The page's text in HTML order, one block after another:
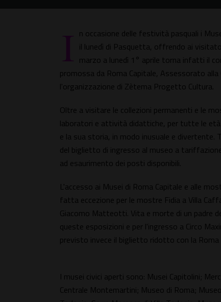
I n occasione delle festività pasquali i
il lunedì di Pasquetta, offrendo ai
marzo a lunedì 1° aprile torna infatti il
promossa da Roma Capitale, Assessorato
l'organizzazione di Zètema Progetto Cultura.
Oltre a visitare le collezioni permanenti e le
laboratori e attività didattiche, per tutte le
e la sua storia, in modo inusuale e
del biglietto di ingresso al museo a
ad esaurimento dei posti disponibili.
L'accesso ai Musei di Roma Capitale e alle
fatta eccezione per le mostre Fidia a Villa
Giacomo Matteotti. Vita e morte di un padre
queste esposizioni e per l'ingresso a Circo
previsto invece il biglietto ridotto con la Roma
I musei civici aperti sono: Musei Capitolini;
Centrale Montemartini; Museo di Roma;